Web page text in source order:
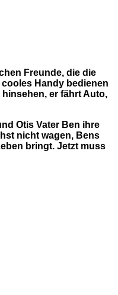
Freunde, die die
Handy bedienen
er fährt Auto,
Otis Vater Ben ihre
nicht wagen, Bens
bringt. Jetzt muss